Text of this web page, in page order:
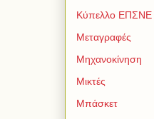
Κύπελλο ΕΠΣΝΕ
Μεταγραφές
Μηχανοκίνηση
Μικτές
Μπάσκετ